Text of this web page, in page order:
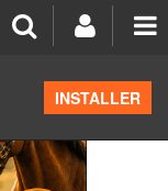
INSTALLER